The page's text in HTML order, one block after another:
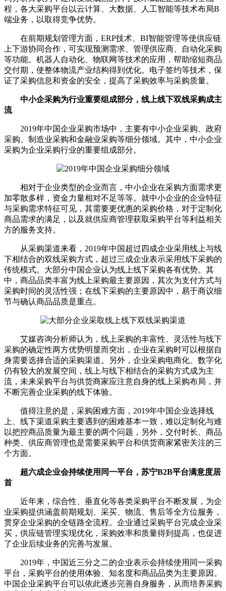
程，各大采购平台以云计算、大数据、人工智能等技术布局B
端业务，以取得竞争优势。
在前期规划管理方面，ERP技术、BI智能管理等使供应链
上下游协同合作，可实现预测需求、管理供应商、自动化采购
等功能。机器人自动化、物联网等技术的应用，帮助缩短商品
交付期，使整体物流产业结构得到优化。电子签约等技术，保
证了采购信息和资金的安全，提高了采购效率与采购质量。
中小企采购为行业重要组成部分，线上线下双线采购成主
流
2019年中国企业采购市场中，主要有中小企业采购、政府
采购、制造业采购和金融业采购等细分领域。其中，中小企业
采购为企业采购行业的重要组成部分。
相对于企业类型的企业而言，中小企业在采购方面需求更
加零散多样，资金力量相对不足等等。就中小企业的企业特征
与采购需求特征可见，其需要更优惠的采购价格，对于定制化
商品需求的满足，以及就供应商管理获取采购平台等利益相关
方的服务支持。
从采购渠道来看，2019年中国超过四成企业采用线上与线
下相结合的双线采购方式，超过三成企业表示采用线下采购的
传统模式。大部分中国企业认为线上线下采购各有优势。其
中，商品品类丰富为线上采购最主要原因，其次为支付方式与
采购时间的灵活性强；在线下采购的主要原因中，易于商议细
节与确认商品品质是重点。
艾媒咨询分析师认为，线上采购的丰富性、灵活性与线下
采购的确定性两方优势明显而突出，企业在采购时可以根据自
身需要选择合适的采购渠道。另外，企业采购电商化、数字化
仍有较大的发展空间，线上与线下相结合的采购方式成为主
流，未来采购平台与供货商家应注意自身的线上采购布局，并
不断完善企业采购的线下体验。
值得注意的是，采购困难方面，2019年中国企业选择线
上、线下渠道采购主要遇到的困难基本一致，难以定制化与难
以把控商品质量为最主要的两个问题，另外，交付时长、商品
种类、供应商管理也是需要采购平台和供货商家紧密关注的三
个方面。
超六成企业会持续使用同一平台，苏宁B2B平台满意度居
首
近年来，综合性、垂直化等各类采购平台不断发展，为企
业采购提供涵盖前期规划、采买、物流、售后等全方位服务，
贯穿企业采购的全链路全流程。企业通过采购平台完成企业采
买，供应链管理实现优化，采购效率和质量得到提高，也促进
了企业后续业务的完善与发展。
2019年，中国近三分之二的企业表示会持续使用同一采购
平台，采购平台的使用体验、知名度和商品品类为主要原因。
中国企业采购平台可以依此逐步完善自身服务，从而培养采购